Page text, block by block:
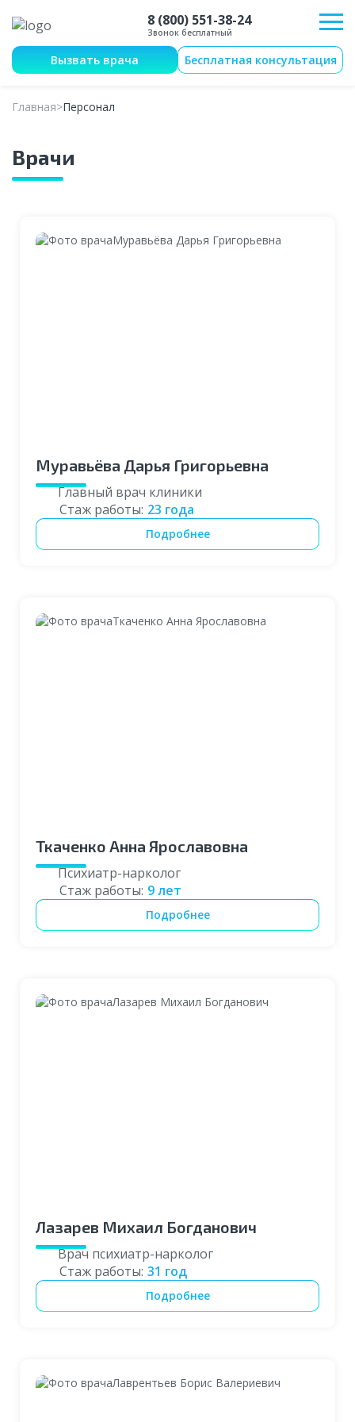
8 (800) 551-38-24
Звонок бесплатный
Вызвать врача Бесплатная консультация
Главная Персонал
Врачи
Муравьёва Дарья Григорьевна
Главный врач клиники
Стаж работы: 23 года
Подробнее
Ткаченко Анна Ярославовна
Психиатр-нарколог
Стаж работы: 9 лет
Подробнее
Лазарев Михаил Богданович
Врач психиатр-нарколог
Стаж работы: 31 год
Подробнее
Выберите город
Москва